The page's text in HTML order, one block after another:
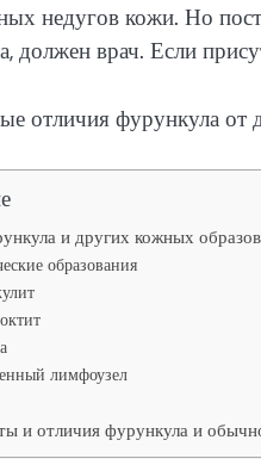
недугов кожи. Но
должен врач. Если
и других кожных
образования
лимфоузел
и отличия фурункула и